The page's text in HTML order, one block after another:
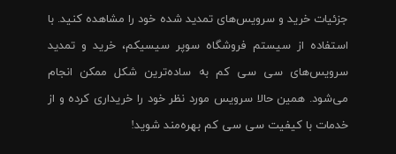
جزئیات خرید و سرویس‌های تمدید شده خود را مشاهده کنید. با
استفاده از سیستم فروشگاه سوپر سیسیکم، خرید و تمدید
سرویس‌های سی سی کم به ساده‌ترین شکل ممکن انجام
می‌شود. همین حالا سرویس مورد نظر خود را خریداری کرده و از
خدمات با کیفیت سی سی کم بهره‌مند شوید!